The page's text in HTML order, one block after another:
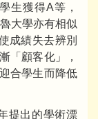
生獲得A等，
大學亦有相似
成績失去辨別
「顧客化」，
合學生而降低
提出的學術漂